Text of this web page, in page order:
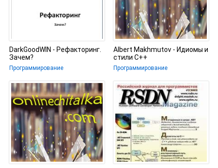
DarkGoodWIN - Рефакторинг.
Зачем?
Программирование
Albert Makhmutov - Идиомы и
стили С++
Программирование